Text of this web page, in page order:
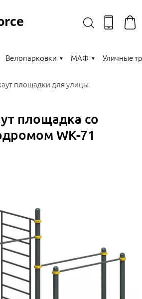
Велопарковки МАФ Уличные
площадки для улицы
площадка со
WK-71